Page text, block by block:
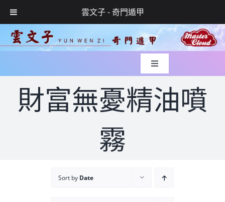
雲文子 - 奇門遁甲
Skip
to
Toggle
Navigation
入世緣起
財富無憂精油噴
霧
Sort by Date